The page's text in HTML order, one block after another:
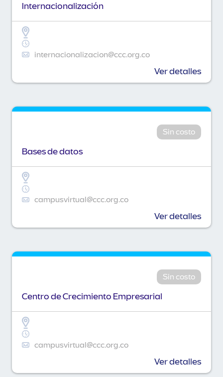
Internacionalización
internacionalizacion@ccc.org.co
Ver detalles
Sin costo
Bases de datos
campusvirtual@ccc.org.co
Ver detalles
Sin costo
Centro de Crecimiento Empresarial
campusvirtual@ccc.org.co
Ver detalles